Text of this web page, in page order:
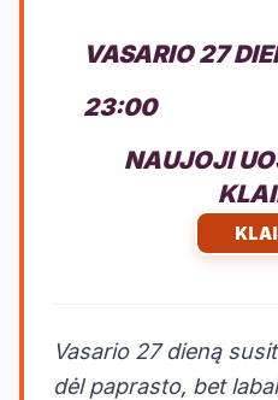
VASARIO 27
23:00
NAUJOJI
Vasario 27 dieną
dėl paprasto, bet